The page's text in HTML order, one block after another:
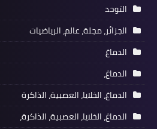
التوحد
الجزائر، مجلة، عالم، الرياضيات
الدماغ
الدماغ،
الدماغ، الخلايا، العصبية، الذاكرة
الدماغ، الخلايا، العصبية، الذاكرة،